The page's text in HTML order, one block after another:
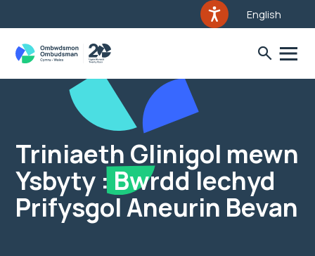
English
Triniaeth Glinigol mewn
Ysbyty : Bwrdd Iechyd
Prifysgol Aneurin Bevan